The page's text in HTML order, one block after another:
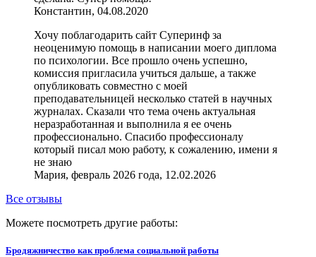
Константин, 04.08.2020
Хочу поблагодарить сайт Суперинф за
неоценимую помощь в написании моего диплома
по психологии. Все прошло очень успешно,
комиссия пригласила учиться дальше, а также
опубликовать совместно с моей
преподавательницей несколько статей в научных
журналах. Сказали что тема очень актуальная
неразработанная и выполнила я ее очень
профессионально. Спасибо профессионалу
который писал мою работу, к сожалению, имени я
не знаю
Мария, февраль 2026 года, 12.02.2026
Все отзывы
Можете посмотреть другие работы:
Бродяжничество как проблема социальной работы